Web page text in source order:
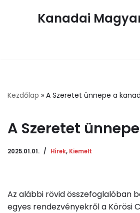
Kanadai
Kezdőlap » A Szeretet ünnepe a
A Szeretet
2025.01.01. Hírek, Kiemelt
Az alábbi rövid összefoglalóban
egyes rendezvényekrőla Körösi